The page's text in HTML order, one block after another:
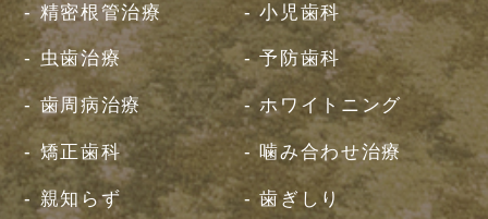
- 精密根管治療
- 虫歯治療
- 歯周病治療
- 矯正歯科
- 親知らず
- 小児歯科
- 予防歯科
- ホワイトニング
- 噛み合わせ治療
- 歯ぎしり